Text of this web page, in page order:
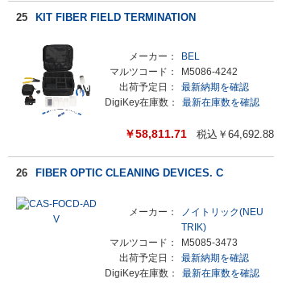
25 KIT FIBER FIELD TERMINATION
メーカー：
BEL
マルツコード：
M5086-4242
出荷予定日：
最新納期を確認
DigiKey在庫数：
最新在庫数を確認
￥58,811.71 税込￥ 64,692.88
26 FIBER OPTIC CLEANING DEVICES. C
メーカー：
ノイトリック(NEU
TRIK)
マルツコード：
M5085-3473
出荷予定日：
最新納期を確認
DigiKey在庫数：
最新在庫数を確認